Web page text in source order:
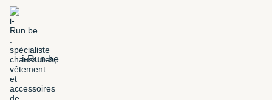
i-Run.be